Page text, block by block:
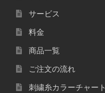
サービス
料金
商品一覧
ご注文の流れ
刺繍糸カラーチャート